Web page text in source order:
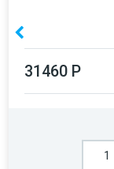
31460 Р